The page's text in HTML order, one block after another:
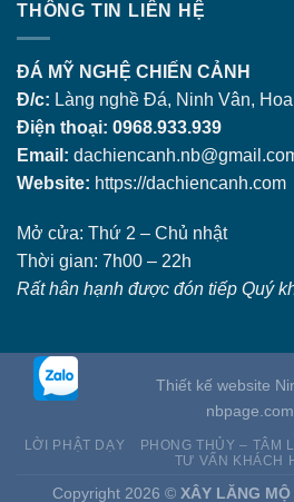
THÔNG TIN LIÊN HỆ
ĐÁ MỸ NGHỆ CHIẾN CẢNH
Đ/c: Làng nghề Đá, Ninh Vân,
Điện thoại: 0968.933.939
Email:
Website: https://dachiencanh.com
Mở cửa: Thứ 2 – Chủ nhật
Thời gian: 7h00 – 22h
Rất hân hạnh được đón tiếp Quý
Thiết kế website
nbpage.com
LỜI PHẬT DẠY PHONG THỦY – TÂM
TƯ VẤN KHÁCH
Copyright 2026 © XÂY LĂNG